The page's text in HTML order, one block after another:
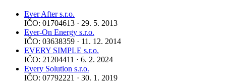
Ever After s.r.o.
IČO: 01704613 · 29. 5. 2013
Ever-On Energy s.r.o.
IČO: 03638359 · 11. 12. 2014
EVERY SIMPLE s.r.o.
IČO: 21204411 · 6. 2. 2024
Every Solution s.r.o.
IČO: 07792221 · 30. 1. 2019